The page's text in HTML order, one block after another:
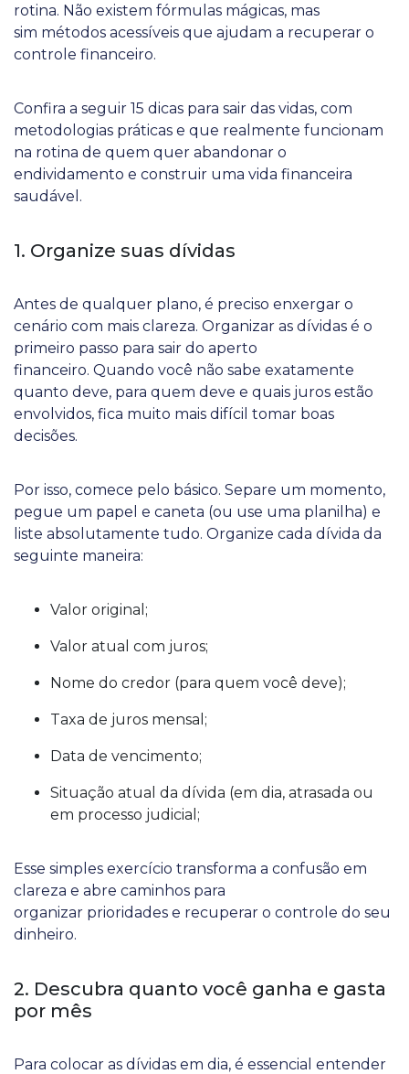
rotina. Não existem fórmulas mágicas, mas
sim métodos acessíveis que ajudam a recuperar o
controle financeiro.
Confira a seguir 15 dicas para sair das vidas, com
metodologias práticas e que realmente funcionam
na rotina de quem quer abandonar o
endividamento e construir uma vida financeira
saudável.
1. Organize suas dívidas
Antes de qualquer plano, é preciso enxergar o
cenário com mais clareza. Organizar as dívidas é o
primeiro passo para sair do aperto
financeiro. Quando você não sabe exatamente
quanto deve, para quem deve e quais juros estão
envolvidos, fica muito mais difícil tomar boas
decisões.
Por isso, comece pelo básico. Separe um momento,
pegue um papel e caneta (ou use uma planilha) e
liste absolutamente tudo. Organize cada dívida da
seguinte maneira:
Valor original;
Valor atual com juros;
Nome do credor (para quem você deve);
Taxa de juros mensal;
Data de vencimento;
Situação atual da dívida (em dia, atrasada ou
em processo judicial;
Esse simples exercício transforma a confusão em
clareza e abre caminhos para
organizar prioridades e recuperar o controle do seu
dinheiro.
2. Descubra quanto você ganha e gasta
por mês
Para colocar as dívidas em dia, é essencial entender